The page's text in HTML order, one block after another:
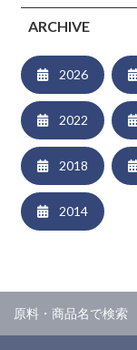
ARCHIVE
2026
2022
2018
2014